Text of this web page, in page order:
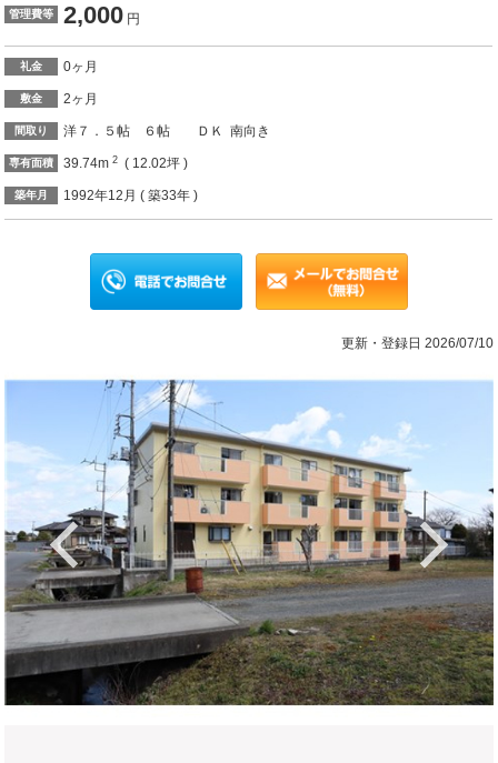
管理費等 2,000 円
礼金 0ヶ月
敷金 2ヶ月
間取り 洋７．５帖 ６帖 ＤＫ 南向き
専有面積 39.74m2 ( 12.02坪 )
築年月 1992年12月 ( 築33年 )
更新・登録日 2026/07/10
Previous